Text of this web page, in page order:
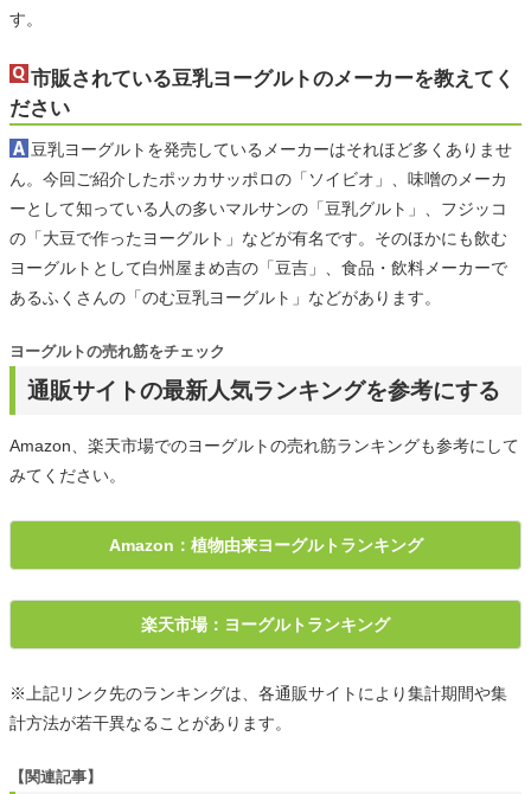
す。
市販されている豆乳ヨーグルトのメーカーを教えてく
ださい
豆乳ヨーグルトを発売しているメーカーはそれほど多くありませ
ん。今回ご紹介したポッカサッポロの「ソイビオ」、味噌のメーカ
ーとして知っている人の多いマルサンの「豆乳グルト」、フジッコ
の「大豆で作ったヨーグルト」などが有名です。そのほかにも飲む
ヨーグルトとして白州屋まめ吉の「豆吉」、食品・飲料メーカーで
あるふくさんの「のむ豆乳ヨーグルト」などがあります。
通販サイトの最新人気ランキングを参考にする
ヨーグルトの売れ筋をチェック
Amazon、楽天市場でのヨーグルトの売れ筋ランキングも参考にして
みてください。
Amazon：植物由来ヨーグルトランキング
楽天市場：ヨーグルトランキング
※上記リンク先のランキングは、各通販サイトにより集計期間や集
計方法が若干異なることがあります。
【関連記事】